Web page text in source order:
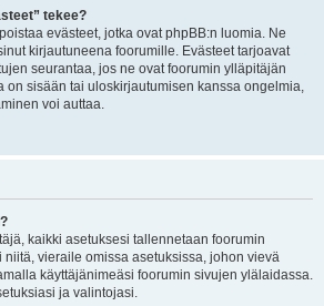
tekee?
evästeet, jotka ovat phpBB:n luomia. Ne
kirjautuneena foorumille. Evästeet tarjoavat
seurantaa, jos ne ovat foorumin ylläpitäjän
on sisään tai uloskirjautumisen kanssa ongelmia,
voi auttaa.
kaikki asetuksesi tallennetaan foorumin
niitä, vieraile omissa asetuksissa, johon vievä
käyttäjänimeäsi foorumin sivujen ylälaidassa.
ja valintojasi.